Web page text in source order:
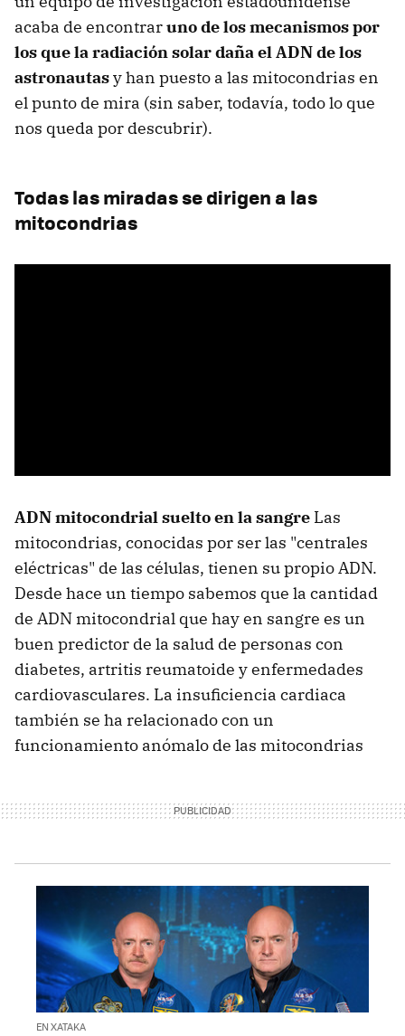
acaba de encontraruno de los mecanismos por
los que la radiación solar daña el ADN de los
astronautasy han puesto a las mitocondrias en
el punto de mira (sin saber, todavía, todo lo que
nos queda por descubrir).
Todas las miradas se dirigen a las
mitocondrias
ADN mitocondrial suelto en la sangre Las
mitocondrias, conocidas por ser las "centrales
eléctricas" de las células, tienen su propio ADN.
Desde hace un tiempo sabemos que la cantidad
de ADN mitocondrial que hay en sangre es un
buen predictor de la salud de personas con
diabetes, artritis reumatoide y enfermedades
cardiovasculares. La insuficiencia cardiaca
también se ha relacionado con un
funcionamiento anómalo de las mitocondrias
EN XATAKA